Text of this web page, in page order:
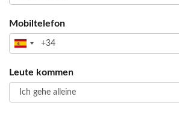
Mobiltelefon
Leute kommen